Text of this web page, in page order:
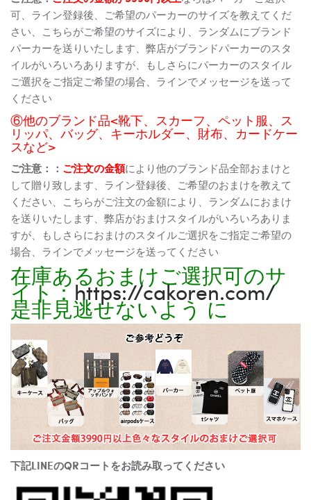
可、ライン登録後、ご希望のパーカーのサイズを教えてくだ
さい、こちらがご希望のサイズにより、ランダムにブランド
パーカーを送りいたします、弊店がブランドパーカーのスタ
イルがいろいろありますが、もしさらにパーカーのスタイル
ご選択をご指定ご希望の場合、ラインでメッセージを送って
ください
⑥他のブランド品<靴下、スカーフ、ペット服、ス
リッパ、バッグ、キーホルダー、財布、カードケー
スなど>
ご注意：： ご注文の金額により他のブランド品全部おまけと
して贈り致します、ライン登録後、ご希望のおまけを教えて
ください、こちらがご注文の金額により、ランダムにおまけ
を送りいたします、弊店がおまけスタイルがいろいろありま
すが、もしさらにおまけのスタイルご選択をご指定ご希望の
場合、ラインでメッセージを送ってください
在庫あるおまけご選択可のサ
イト：https://cakoren.com/
是非見逃せないよう に
下記LINEのQRコートをお読み取ってください